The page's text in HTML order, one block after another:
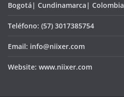
Bogotá| Cundinamarca| Colombia
Teléfono: (57) 3017385754
Email: info@niixer.com
Website: www.niixer.com